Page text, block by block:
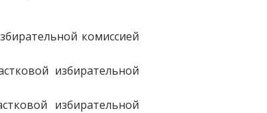
комиссией
избирательной
избирательной